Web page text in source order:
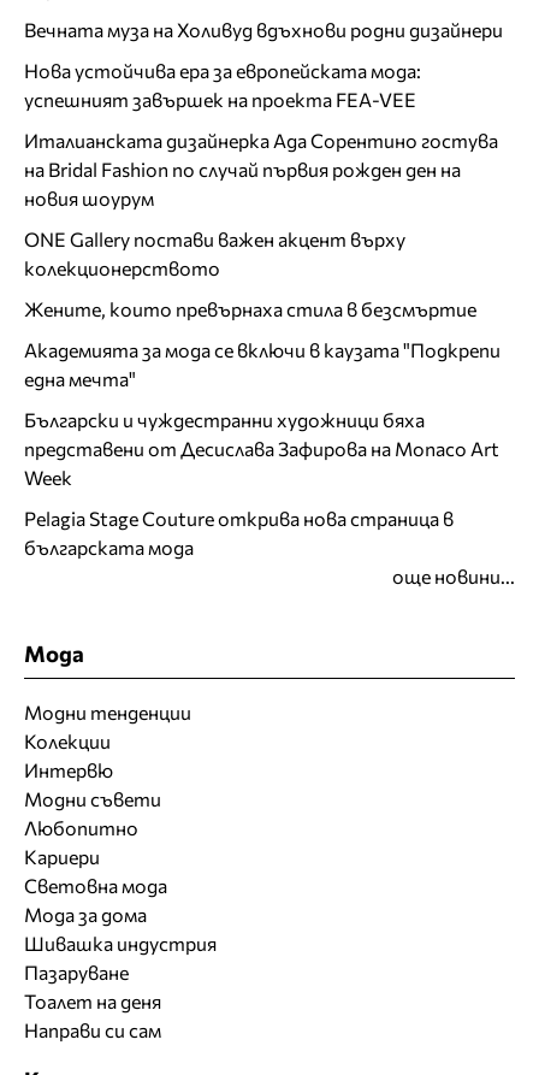
Вечната муза на Холивуд вдъхнови родни дизайнери
Нова устойчива ера за европейската мода:
успешният завършек на проекта FEA-VEE
Италианската дизайнерка Ада Сорентино гостува
на Bridal Fashion по случай първия рожден ден на
новия шоурум
ONE Gallery постави важен акцент върху
колекционерството
Жените, които превърнаха стила в безсмъртие
Академията за мода се включи в каузата "Подкрепи
една мечта"
Български и чуждестранни художници бяха
представени от Десислава Зафирова на Monaco Art
Week
Pelagia Stage Couture открива нова страница в
българската мода
още новини...
Мода
Модни тенденции
Колекции
Интервю
Модни съвети
Любопитно
Кариери
Световна мода
Мода за дома
Шивашка индустрия
Пазаруване
Тоалет на деня
Направи си сам